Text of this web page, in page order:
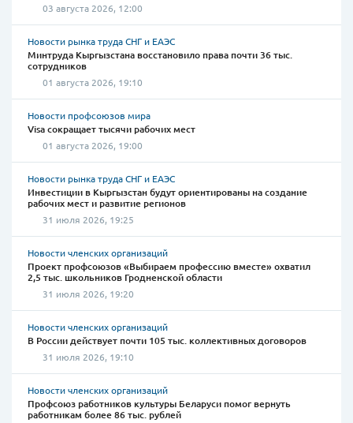
03 августа 2026, 12:00
Новости рынка труда СНГ и ЕАЭС
Минтруда Кыргызстана восстановило права почти 36 тыс.
сотрудников
01 августа 2026, 19:10
Новости профсоюзов мира
Visa сокращает тысячи рабочих мест
01 августа 2026, 19:00
Новости рынка труда СНГ и ЕАЭС
Инвестиции в Кыргызстан будут ориентированы на создание
рабочих мест и развитие регионов
31 июля 2026, 19:25
Новости членских организаций
Проект профсоюзов «Выбираем профессию вместе» охватил
2,5 тыс. школьников Гродненской области
31 июля 2026, 19:20
Новости членских организаций
В России действует почти 105 тыс. коллективных договоров
31 июля 2026, 19:10
Новости членских организаций
Профсоюз работников культуры Беларуси помог вернуть
работникам более 86 тыс. рублей